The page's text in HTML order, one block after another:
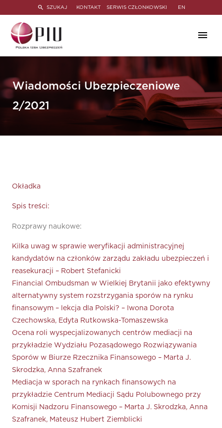
SZUKAJ KONTAKT SERWIS CZŁONKOWSKI EN
Wiadomości Ubezpieczeniowe
2/2021
Okładka
Spis treści:
Rozprawy naukowe:
Kilka uwag w sprawie weryfikacji administracyjnej
kandydatów na członków zarządu zakładu ubezpieczeń i
reasekuracji – Robert Stefanicki
Financial Ombudsman w Wielkiej Brytanii jako efektywny
alternatywny system rozstrzygania sporów na rynku
finansowym – lekcja dla Polski? – Iwona Dorota
Czechowska, Edyta Rutkowska-Tomaszewska
Ocena roli wyspecjalizowanych centrów mediacji na
przykładzie Wydziału Pozasądowego Rozwiązywania
Sporów w Biurze Rzecznika Finansowego – Marta J.
Skrodzka, Anna Szafranek
Mediacja w sporach na rynkach finansowych na
przykładzie Centrum Mediacji Sądu Polubownego przy
Komisji Nadzoru Finansowego – Marta J. Skrodzka, Anna
Szafranek, Mateusz Hubert Ziemblicki